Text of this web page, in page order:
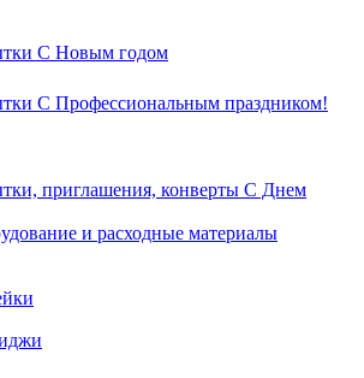
С Новым годом
С Профессиональным праздником!
приглашения, конверты С Днем
и расходные материалы